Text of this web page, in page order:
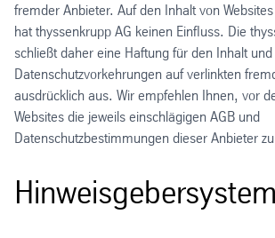
fremder Anbieter. Auf den Inhalt von
hat thyssenkrupp AG keinen Einfluss. Die
schließt daher eine Haftung für den Inhalt und
Datenschutzvorkehrungen auf verlinkten
ausdrücklich aus. Wir empfehlen Ihnen, vor
Websites die jeweils einschlägigen AGB und
Datenschutzbestimmungen dieser Anbieter
Hinweisgebersystem